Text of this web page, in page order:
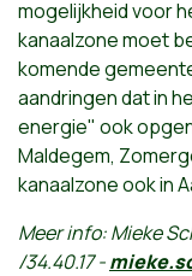
mogelijkheid voor
kanaalzone moet
komende
aandringen dat in
energie" ook
Maldegem,
kanaalzone ook in
Meer info: Mieke
/34.40.17 -